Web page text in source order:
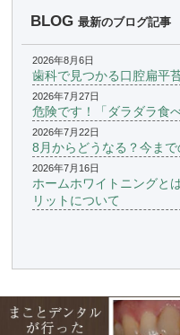
BLOG 最新のブログ記事
2026年8月6日
歯科で見つかる口腔扁平
2026年7月27日
危険です！「ダラダラ食
2026年7月22日
8月からどうなる？今ま
2026年7月16日
ホームホワイトニングと
リットについて